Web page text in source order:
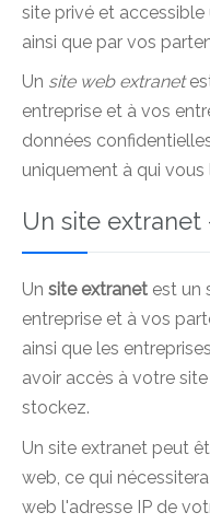
site privé et
ainsi que par vos
Un site web extranet
entreprise et à vos
données
uniquement à qui vous
Un site extranet
Un site extranet est un
entreprise et à vos
ainsi que les
avoir accès à votre
stockez.
Un site extranet peut
web, ce qui
web l'adresse IP de